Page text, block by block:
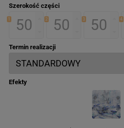
Szerokość części
1 2 3 4
Termin realizacji
Efekty